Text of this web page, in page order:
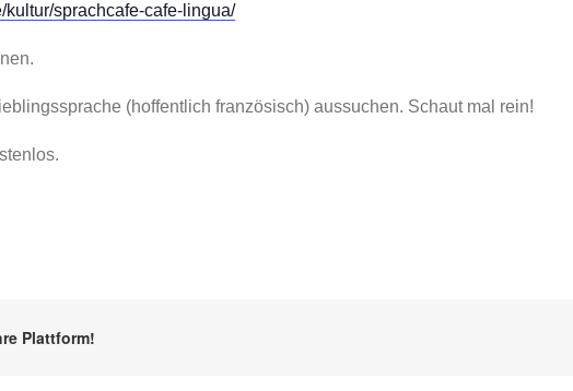
kultur/sprachcafe-cafe-lingua/
(hoffentlich französisch) aussuchen. Schaut mal rein!
Plattform!